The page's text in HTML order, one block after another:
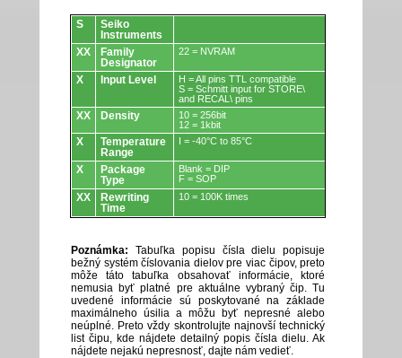
Obvody.
S
Seiko
Instruments
XX
Family
Designator
22 = NVRAM
X Input Level
H = All pins TTL compatible
S = Schmitt input for STORE\
and RECAL\ pins
XX Density
10 = 256bit
12 = 1kbit
X
Temperature
Range
I = -40°C to 85°C
X
Package
Type
Blank = DIP
F = SOP
XX
Rewriting
Time
10 = 100K times
Poznámka: Tabuľka popisu čísla dielu popisuje
bežný systém číslovania dielov pre viac čipov, preto
môže táto tabuľka obsahovať informácie, ktoré
nemusia byť platné pre aktuálne vybraný čip. Tu
uvedené informácie sú poskytované na základe
maximálneho úsilia a môžu byť nepresné alebo
neúplné. Preto vždy skontrolujte najnovší technický
list čipu, kde nájdete detailný popis čísla dielu. Ak
nájdete nejakú nepresnosť, dajte nám vedieť.